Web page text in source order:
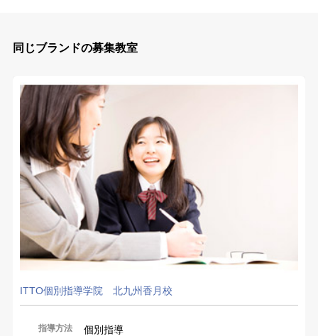
同じブランドの募集教室
ITTO個別指導学院 北九州香月校
指導方法 個別指導